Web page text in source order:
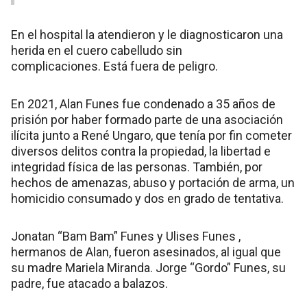
En el hospital la atendieron y le diagnosticaron una
herida en el cuero cabelludo sin
complicaciones. Está fuera de peligro.
En 2021, Alan Funes fue condenado a 35 años de
prisión por haber formado parte de una asociación
ilícita junto a René Ungaro, que tenía por fin cometer
diversos delitos contra la propiedad, la libertad e
integridad física de las personas. También, por
hechos de amenazas, abuso y portación de arma, un
homicidio consumado y dos en grado de tentativa.
Jonatan “Bam Bam” Funes y Ulises Funes ,
hermanos de Alan, fueron asesinados, al igual que
su madre Mariela Miranda. Jorge “Gordo” Funes, su
padre, fue atacado a balazos.